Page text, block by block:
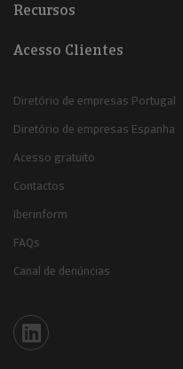
Recursos
Acesso Clientes
Diretório de empresas Portugal
Diretório de empresas Espanha
Acesso gratuito
Contactos
Iberinform
FAQs
Canal de denúncias
Iberinform en Linkedin